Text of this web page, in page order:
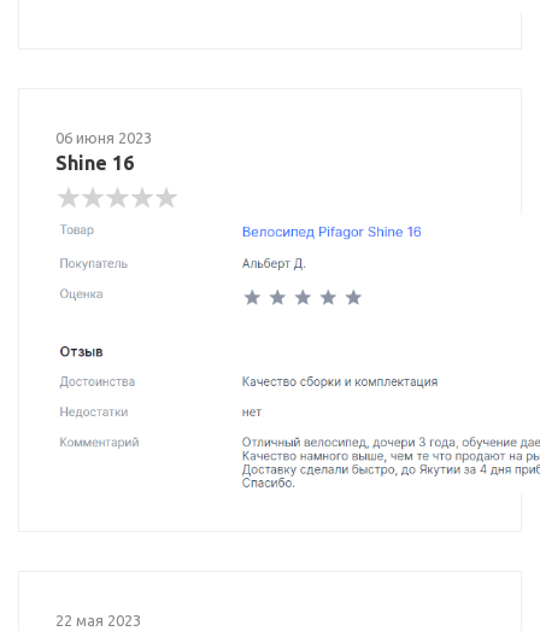
06 июня 2023
Shine 16
22 мая 2023